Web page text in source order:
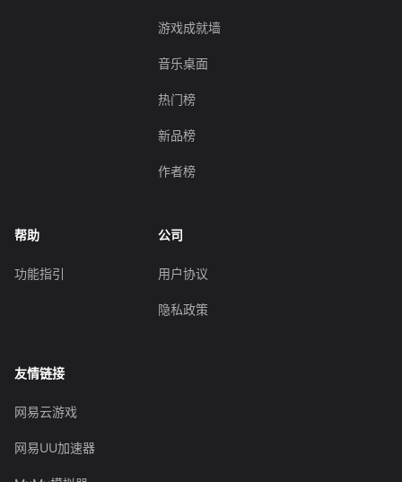
游戏成就墙
音乐桌面
热门榜
新品榜
作者榜
帮助
功能指引
公司
用户协议
隐私政策
友情链接
网易云游戏
网易UU加速器